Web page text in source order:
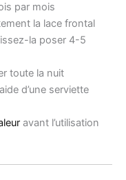
par mois
la lace frontal
la poser 4-5
toute la nuit
d’une serviette
avant l’utilisation